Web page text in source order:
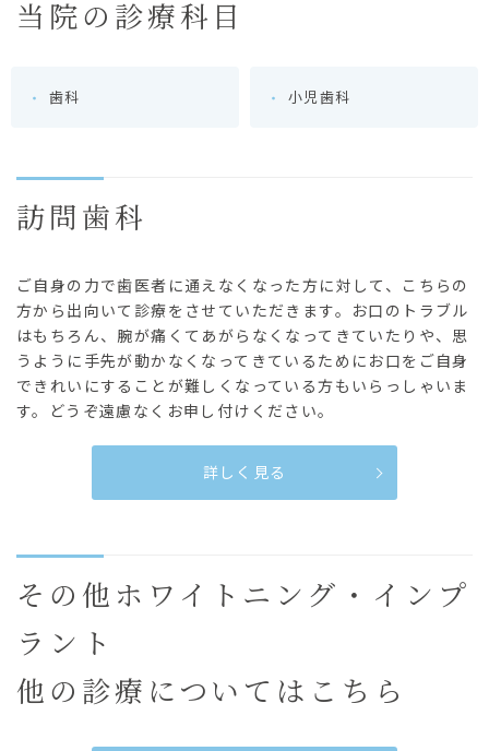
当院の診療科目
歯科 小児歯科
訪問歯科
ご自身の力で歯医者に通えなくなった方に対して、こちらの
方から出向いて診療をさせていただきます。お口のトラブル
はもちろん、腕が痛くてあがらなくなってきていたりや、思
うように手先が動かなくなってきているためにお口をご自身
できれいにすることが難しくなっている方もいらっしゃいま
す。どうぞ遠慮なくお申し付けください。
詳しく見る
その他ホワイトニング・インプ
ラント
他の診療についてはこちら